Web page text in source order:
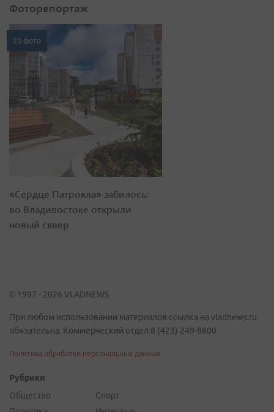
Фоторепортаж
20 фото
«Сердце Патрокла» забилось:
во Владивостоке открыли
новый сквер
© 1997 - 2026 VLADNEWS
При любом использовании материалов ссылка на vladnews.ru
обязательна. Коммерческий отдел 8 (423) 249-8800
Политика обработки персональных данных
Рубрики
Общество
Спорт